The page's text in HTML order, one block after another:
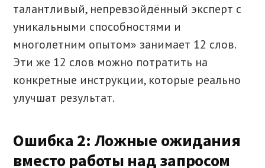
талантливый, непревзойдённый эксперт с
уникальными способностями и
многолетним опытом» занимает 12 слов.
Эти же 12 слов можно потратить на
конкретные инструкции, которые реально
улучшат результат.
Ошибка 2: Ложные ожидания
вместо работы над запросом